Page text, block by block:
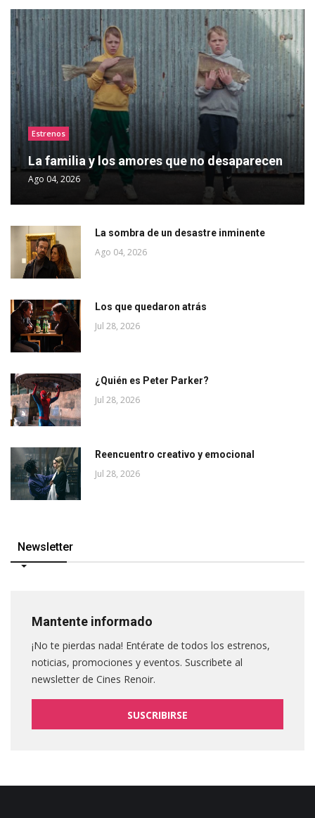
Estrenos
La familia y los amores que no desaparecen
Ago 04, 2026
La sombra de un desastre inminente
Ago 04, 2026
Los que quedaron atrás
Jul 28, 2026
¿Quién es Peter Parker?
Jul 28, 2026
Reencuentro creativo y emocional
Jul 28, 2026
Newsletter
Mantente informado
¡No te pierdas nada! Entérate de todos los estrenos,
noticias, promociones y eventos. Suscribete al
newsletter de Cines Renoir.
SUSCRIBIRSE